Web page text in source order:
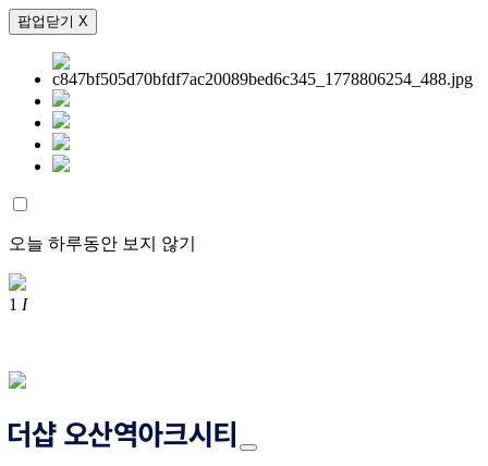
팝업닫기 X
오늘 하루동안 보지 않기
1 I